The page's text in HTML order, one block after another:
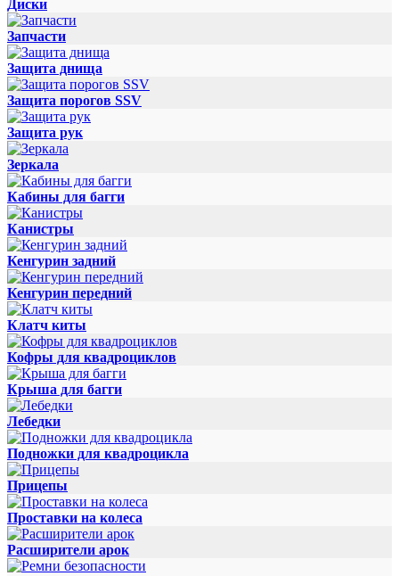
Диски
Запчасти
Защита днища
Защита порогов SSV
Защита рук
Зеркала
Кабины для багги
Канистры
Кенгурин задний
Кенгурин передний
Клатч киты
Кофры для квадроциклов
Крыша для багги
Лебедки
Подножки для квадроцикла
Прицепы
Проставки на колеса
Расширители арок